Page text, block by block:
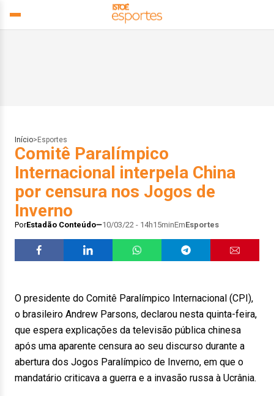
Início> Esportes
Comitê Paralímpico
Internacional interpela China
por censura nos Jogos de
Inverno
PorEstadão Conteúdo 10/03/22 - 14h15minEmEsportes
O presidente do Comitê Paralímpico Internacional (CPI),
o brasileiro Andrew Parsons, declarou nesta quinta-feira,
que espera explicações da televisão pública chinesa
após uma aparente censura ao seu discurso durante a
abertura dos Jogos Paralímpico de Inverno, em que o
mandatário criticava a guerra e a invasão russa à Ucrânia.